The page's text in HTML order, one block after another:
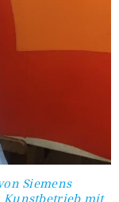
Siemens